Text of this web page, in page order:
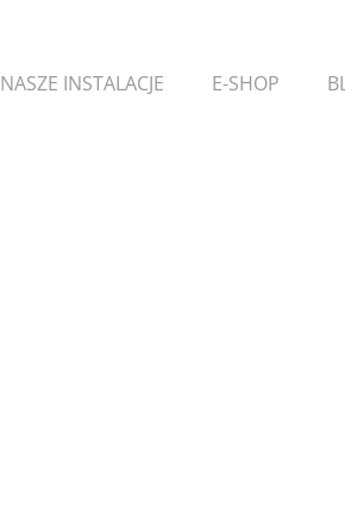
NASZE INSTALACJE E-SHOP